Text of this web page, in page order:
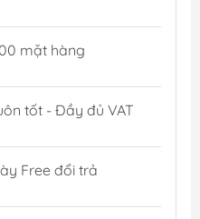
mặt hàng
tốt - Đầy đủ VAT
Free đổi trả